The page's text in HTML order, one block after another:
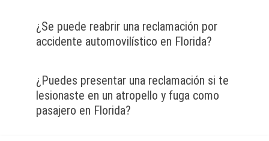
¿Se puede reabrir una reclamación por
accidente automovilístico en Florida?
¿Puedes presentar una reclamación si te
lesionaste en un atropello y fuga como
pasajero en Florida?